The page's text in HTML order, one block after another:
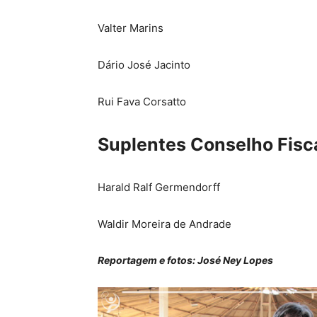
Valter Marins
Dário José Jacinto
Rui Fava Corsatto
Suplentes Conselho
Harald Ralf Germendorff
Waldir Moreira de Andrade
Reportagem e fotos: José Ney Lopes